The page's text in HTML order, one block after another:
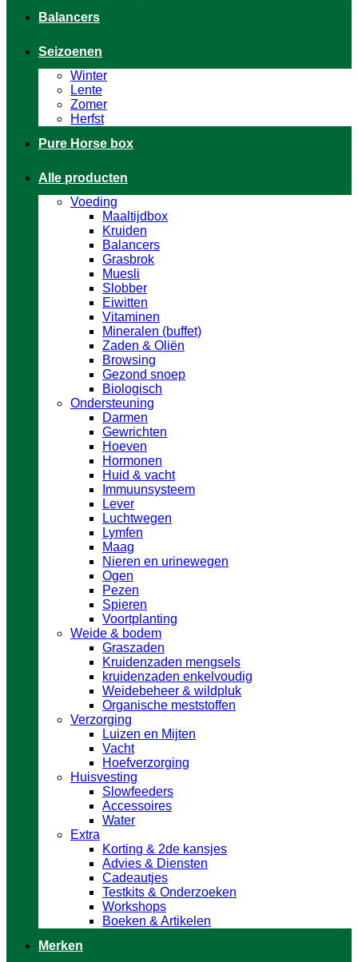
Balancers
Seizoenen
Winter
Lente
Zomer
Herfst
Pure Horse box
Alle producten
Voeding
Maaltijdbox
Kruiden
Balancers
Grasbrok
Muesli
Slobber
Eiwitten
Vitaminen
Mineralen (buffet)
Zaden & Oliën
Browsing
Gezond snoep
Biologisch
Ondersteuning
Darmen
Gewrichten
Hoeven
Hormonen
Huid & vacht
Immuunsysteem
Lever
Luchtwegen
Lymfen
Maag
Nieren en urinewegen
Ogen
Pezen
Spieren
Voortplanting
Weide & bodem
Graszaden
Kruidenzaden mengsels
kruidenzaden enkelvoudig
Weidebeheer & wildpluk
Organische meststoffen
Verzorging
Luizen en Mijten
Vacht
Hoefverzorging
Huisvesting
Slowfeeders
Accessoires
Water
Extra
Korting & 2de kansjes
Advies & Diensten
Cadeautjes
Testkits & Onderzoeken
Workshops
Boeken & Artikelen
Merken